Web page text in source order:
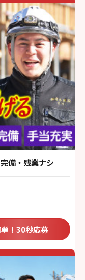
備・残業ナシ
！30秒応募